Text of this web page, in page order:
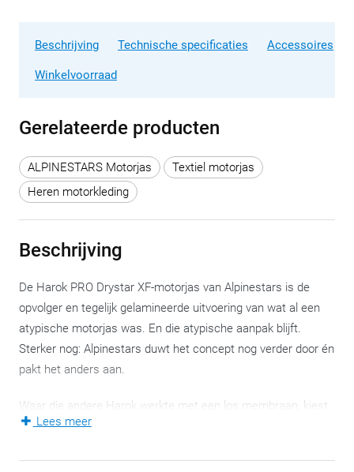
Beschrijving Technische specificaties Accessoires
Winkelvoorraad
Gerelateerde producten
ALPINESTARS Motorjas
Textiel motorjas
Heren motorkleding
Beschrijving
De Harok PRO Drystar XF-motorjas van Alpinestars is de
opvolger en tegelijk gelamineerde uitvoering van wat al een
atypische motorjas was. En die atypische aanpak blijft.
Sterker nog: Alpinestars duwt het concept nog verder door én
pakt het anders aan.
Waar die andere Harok werkte met een los membraan, kiest
deze PRO XF meteen voor een gelamineerde 3-laagse
Lees meer